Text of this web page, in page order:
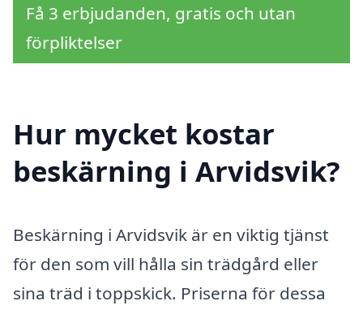
Få 3 erbjudanden, gratis och utan
förpliktelser
Hur mycket kostar
beskärning i Arvidsvik?
Beskärning i Arvidsvik är en viktig tjänst
för den som vill hålla sin trädgård eller
sina träd i toppskick. Priserna för dessa